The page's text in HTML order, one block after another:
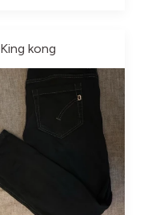
King kong